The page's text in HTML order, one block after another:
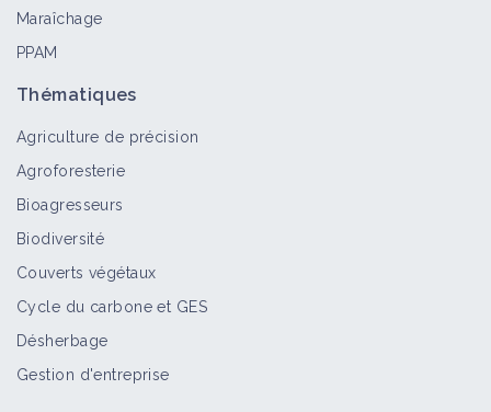
Maraîchage
PPAM
Thématiques
Agriculture de précision
Agroforesterie
Bioagresseurs
Biodiversité
Couverts végétaux
Cycle du carbone et GES
Désherbage
Gestion d'entreprise